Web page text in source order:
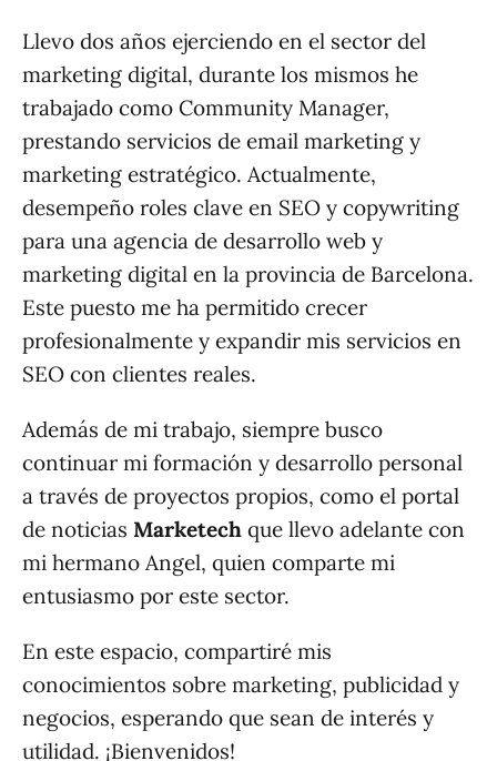
Llevo dos años ejerciendo en el sector del
marketing digital, durante los mismos he
trabajado como Community Manager,
prestando servicios de email marketing y
marketing estratégico. Actualmente,
desempeño roles clave en SEO y copywriting
para una agencia de desarrollo web y
marketing digital en la provincia de Barcelona.
Este puesto me ha permitido crecer
profesionalmente y expandir mis servicios en
SEO con clientes reales.
Además de mi trabajo, siempre busco
continuar mi formación y desarrollo personal
a través de proyectos propios, como el portal
de noticias Marketech que llevo adelante con
mi hermano Angel, quien comparte mi
entusiasmo por este sector.
En este espacio, compartiré mis
conocimientos sobre marketing, publicidad y
negocios, esperando que sean de interés y
utilidad. ¡Bienvenidos!